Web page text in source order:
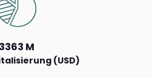
3363 M
(USD)